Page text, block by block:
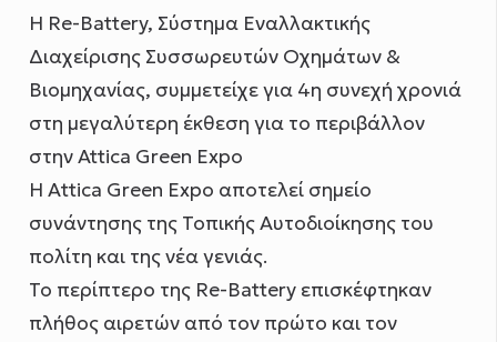
Η Re-Battery, Σύστημα Εναλλακτικής
Διαχείρισης Συσσωρευτών Οχημάτων &
Βιομηχανίας, συμμετείχε για 4η συνεχή χρονιά
στη μεγαλύτερη έκθεση για το περιβάλλον
στην Attica Green Expo
Η Αttica Green Expo αποτελεί σημείο
συνάντησης της Τοπικής Αυτοδιοίκησης του
πολίτη και της νέα γενιάς.
Το περίπτερο της Re-Battery επισκέφτηκαν
πλήθος αιρετών από τον πρώτο και τον